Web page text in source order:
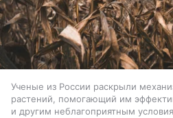
Ученые из России раскрыли
растений, помогающий им
и другим неблагоприятным